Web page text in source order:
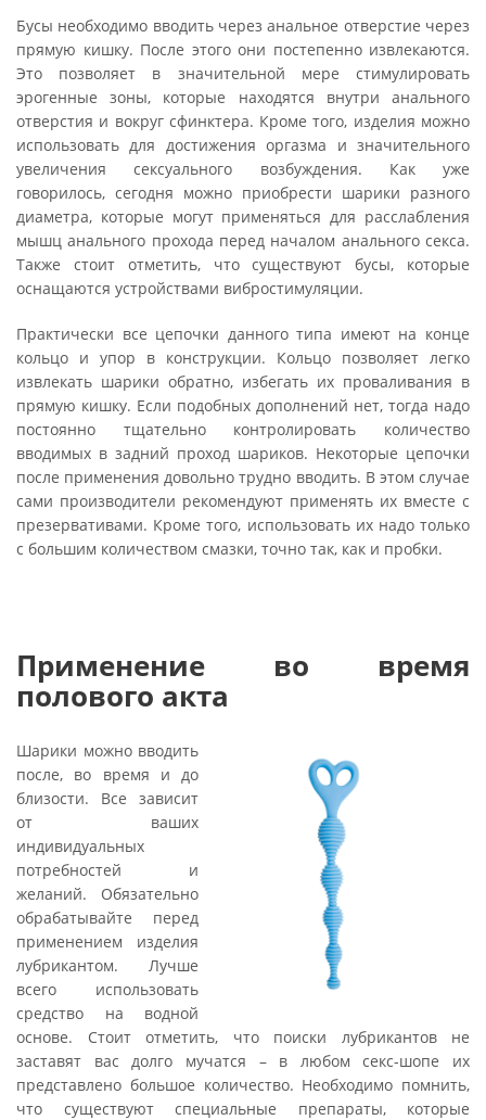
Бусы необходимо вводить через анальное отверстие через
прямую кишку. После этого они постепенно извлекаются.
Это позволяет в значительной мере стимулировать
эрогенные зоны, которые находятся внутри анального
отверстия и вокруг сфинктера. Кроме того, изделия можно
использовать для достижения оргазма и значительного
увеличения сексуального возбуждения. Как уже
говорилось, сегодня можно приобрести шарики разного
диаметра, которые могут применяться для расслабления
мышц анального прохода перед началом анального секса.
Также стоит отметить, что существуют бусы, которые
оснащаются устройствами вибростимуляции.
Практически все цепочки данного типа имеют на конце
кольцо и упор в конструкции. Кольцо позволяет легко
извлекать шарики обратно, избегать их проваливания в
прямую кишку. Если подобных дополнений нет, тогда надо
постоянно тщательно контролировать количество
вводимых в задний проход шариков. Некоторые цепочки
после применения довольно трудно вводить. В этом случае
сами производители рекомендуют применять их вместе с
презервативами. Кроме того, использовать их надо только
с большим количеством смазки, точно так, как и пробки.
Применение во время
полового акта
Шарики можно вводить
после, во время и до
близости. Все зависит
от ваших
индивидуальных
потребностей и
желаний. Обязательно
обрабатывайте перед
применением изделия
лубрикантом. Лучше
всего использовать
средство на водной
основе. Стоит отметить, что поиски лубрикантов не
заставят вас долго мучатся – в любом секс-шопе их
представлено большое количество. Необходимо помнить,
что существуют специальные препараты, которые